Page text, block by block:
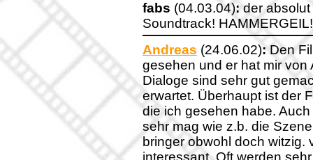
fabs (04.03.04):der absolut
Soundtrack!
Andreas (24.06.02): Den
gesehen und er hat mir von
Dialoge sind sehr gut
erwartet. Überhaupt ist der
die ich gesehen habe.
sehr mag wie z.b. die
bringer obwohl doch witzig.
interessant. Oft werden